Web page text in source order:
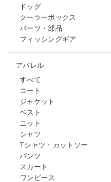
ドッグ
クーラーボックス
パーツ・部品
フィッシングギア
アパレル
すべて
コート
ジャケット
ベスト
ニット
シャツ
Tシャツ・カットソー
パンツ
スカート
ワンピース